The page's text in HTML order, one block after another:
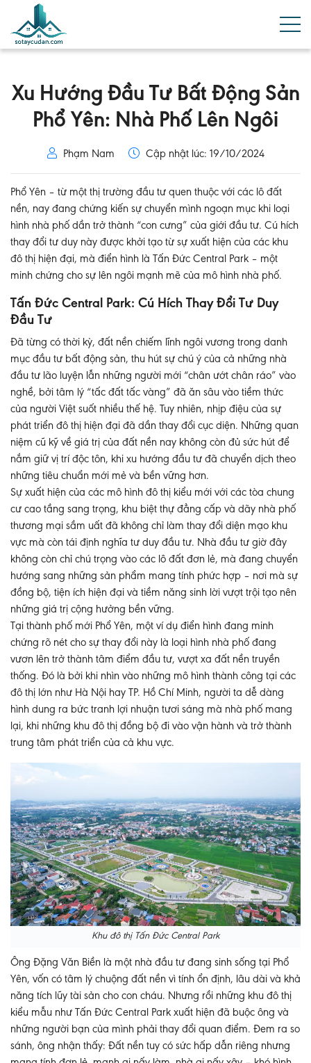
Xu Hướng Đầu Tư Bất Động Sản
Phổ Yên: Nhà Phố Lên Ngôi
Phạm Nam Cập nhật lúc: 19/10/2024
Phổ Yên – từ một thị trường đầu tư quen thuộc với các lô đất
nền, nay đang chứng kiến sự chuyển mình ngoạn mục khi loại
hình nhà phố dần trở thành “con cưng” của giới đầu tư. Cú hích
thay đổi tư duy này được khởi tạo từ sự xuất hiện của các khu
đô thị hiện đại, mà điển hình là Tấn Đức Central Park – một
minh chứng cho sự lên ngôi mạnh mẽ của mô hình nhà phố.
Tấn Đức Central Park: Cú Hích Thay Đổi Tư Duy
Đầu Tư
Đã từng có thời kỳ, đất nền chiếm lĩnh ngôi vương trong danh
mục đầu tư bất động sản, thu hút sự chú ý của cả những nhà
đầu tư lão luyện lẫn những người mới “chân ướt chân ráo” vào
nghề, bởi tâm lý “tấc đất tấc vàng” đã ăn sâu vào tiềm thức
của người Việt suốt nhiều thế hệ. Tuy nhiên, nhịp điệu của sự
phát triển đô thị hiện đại đã dần thay đổi cục diện. Những quan
niệm cũ kỹ về giá trị của đất nền nay không còn đủ sức hút để
nắm giữ vị trí độc tôn, khi xu hướng đầu tư đã chuyển dịch theo
những tiêu chuẩn mới mẻ và bền vững hơn.
Sự xuất hiện của các mô hình đô thị kiểu mới với các tòa chung
cư cao tầng sang trọng, khu biệt thự đẳng cấp và dãy nhà phố
thương mại sầm uất đã không chỉ làm thay đổi diện mạo khu
vực mà còn tái định nghĩa tư duy đầu tư. Nhà đầu tư giờ đây
không còn chỉ chú trọng vào các lô đất đơn lẻ, mà đang chuyển
hướng sang những sản phẩm mang tính phức hợp – nơi mà sự
đồng bộ, tiện ích hiện đại và tiềm năng sinh lời vượt trội tạo nên
những giá trị cộng hưởng bền vững.
Tại thành phố mới Phổ Yên, một ví dụ điển hình đang minh
chứng rõ nét cho sự thay đổi này là loại hình nhà phố đang
vươn lên trở thành tâm điểm đầu tư, vượt xa đất nền truyền
thống. Đó là bởi khi nhìn vào những mô hình thành công tại các
đô thị lớn như Hà Nội hay TP. Hồ Chí Minh, người ta dễ dàng
hình dung ra bức tranh lợi nhuận tươi sáng mà nhà phố mang
lại, khi những khu đô thị đồng bộ đi vào vận hành và trở thành
trung tâm phát triển của cả khu vực.
Khu đô thị Tấn Đức Central Park
Ông Đặng Văn Biền là một nhà đầu tư đang sinh sống tại Phổ
Yên, vốn có tâm lý chuộng đất nền vì tính ổn định, lâu dài và khả
năng tích lũy tài sản cho con cháu. Nhưng rồi những khu đô thị
kiểu mẫu như Tấn Đức Central Park xuất hiện đã buộc ông và
những người bạn của mình phải thay đổi quan điểm. Đem ra so
sánh, ông nhận thấy: Đất nền tuy có sức hấp dẫn riêng nhưng